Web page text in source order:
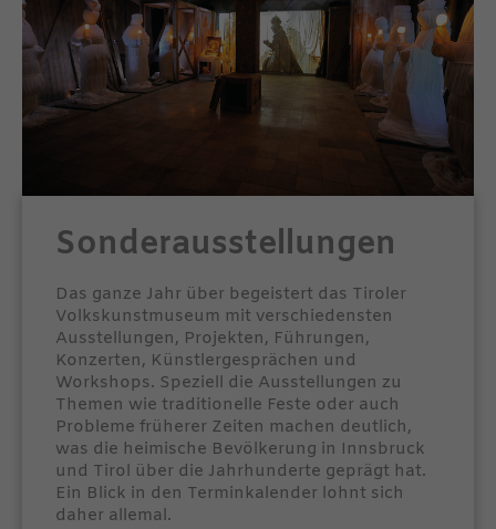
Sonderausstellungen
Das ganze Jahr über begeistert das Tiroler
Volkskunstmuseum mit verschiedensten
Ausstellungen, Projekten, Führungen,
Konzerten, Künstlergesprächen und
Workshops. Speziell die Ausstellungen zu
Themen wie traditionelle Feste oder auch
Probleme früherer Zeiten machen deutlich,
was die heimische Bevölkerung in Innsbruck
und Tirol über die Jahrhunderte geprägt hat.
Ein Blick in den Terminkalender lohnt sich
daher allemal.